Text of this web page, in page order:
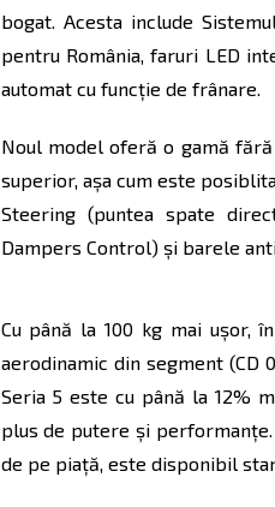
bogat. Acesta include
pentru România, faruri LED
automat cu funcţie de frânare.
Noul model oferă o gamă
superior, aşa cum este
Steering (puntea spate
Dampers Control) şi barele
Cu până la 100 kg mai uşor,
aerodinamic din segment (CD
Seria 5 este cu până la 12%
plus de putere şi
de pe piaţă, este disponibil